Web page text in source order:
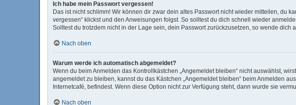
Ich habe mein Passwort vergessen!
Das ist nicht schlimm! Wir können dir zwar dein altes Passwort nicht wieder mitteilen, du
vergessen“ klickst und den Anweisungen folgst. So solltest du dich schnell wieder
Solltest du trotzdem nicht in der Lage sein, dein Passwort zurückzusetzen, so wende dich
Nach oben
Warum werde ich automatisch abgemeldet?
Wenn du beim Anmelden das Kontrollkästchen „Angemeldet bleiben“ nicht auswählst,
angemeldet zu bleiben, kannst du das Kästchen „Angemeldet bleiben“ beim Anmelden
Internetcafé, befindest. Wenn diese Option nicht zur Verfügung steht, dann wurde sie
Nach oben